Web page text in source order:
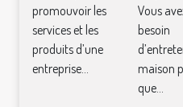
promouvoir les
services et les
produits d’une
entreprise...
Vous
besoin
maison
que...